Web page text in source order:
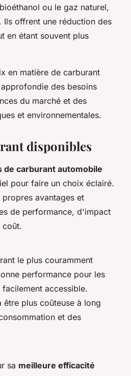
ou le gaz naturel,
Ils offrent une réduction des
en étant souvent plus
en matière de carburant
des besoins
du marché et des
et environnementales.
disponibles
de carburant automobile
pour faire un choix éclairé.
avantages et
de performance, d'impact
coût.
le plus couramment
performance pour les
accessible.
être plus coûteuse à long
et des
sa meilleure efficacité